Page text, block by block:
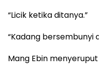
“Licik ketika ditanya.”
“Kadang bersembunyi
Mang Ebin